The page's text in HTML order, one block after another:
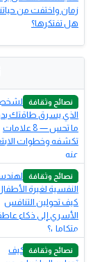
نصائح وثقافة
نصائح وثقافة
نصائح وثقافة